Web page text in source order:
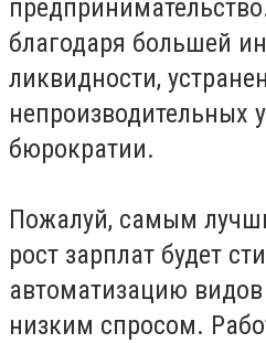
благодаря большей
ликвидности,
непроизводительных
бюрократии.
Пожалуй, самым
рост зарплат будет
автоматизацию видов
низким спросом.